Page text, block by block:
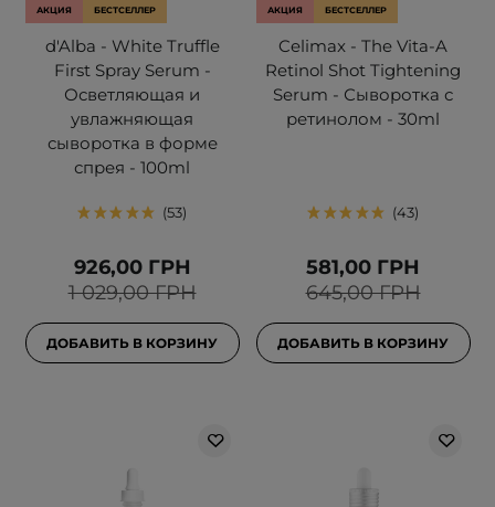
АКЦИЯ БЕСТСЕЛЛЕР
d'Alba - White Truffle
First Spray Serum -
Осветляющая и
увлажняющая
сыворотка в форме
спрея - 100ml
53
1 029,00 ГРН
926,00 ГРН
ДОБАВИТЬ В КОРЗИНУ
АКЦИЯ БЕСТСЕЛЛЕР
Celimax - The Vita-A
Retinol Shot Tightening
Serum - Сыворотка с
ретинолом - 30ml
43
645,00 ГРН
581,00 ГРН
ДОБАВИТЬ В КОРЗИНУ